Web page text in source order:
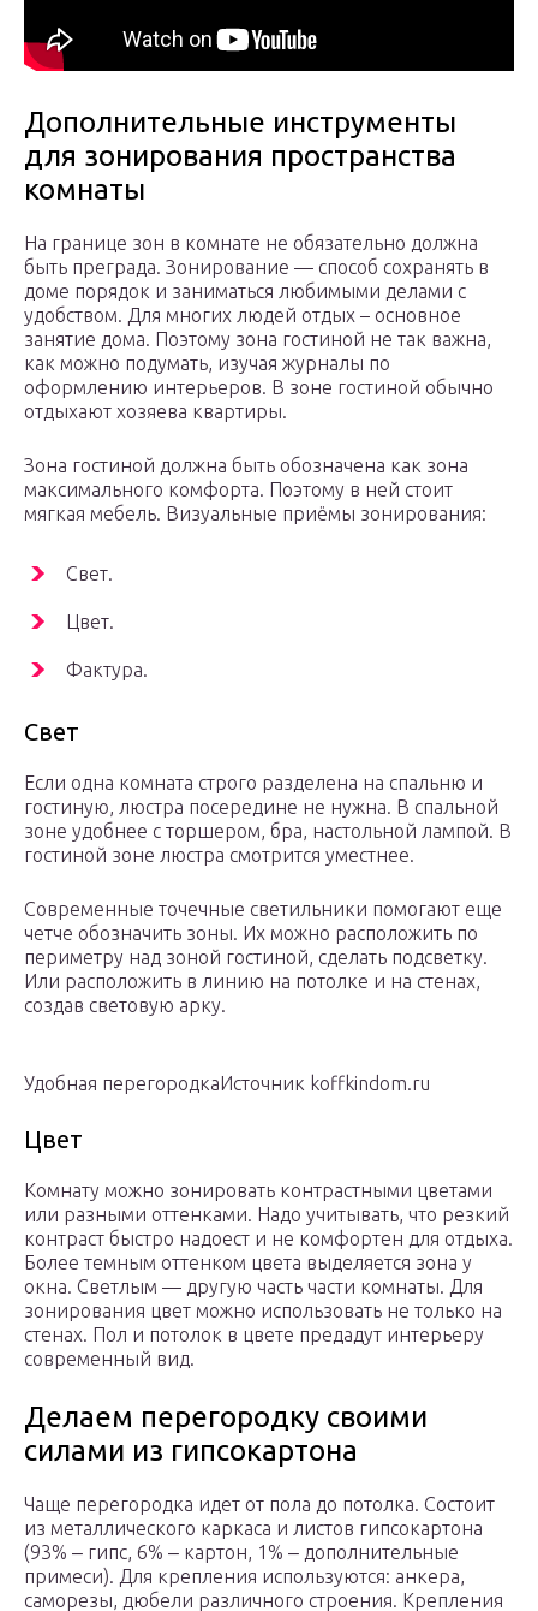
Дополнительные инструменты
для зонирования пространства
комнаты
На границе зон в комнате не обязательно должна
быть преграда. Зонирование — способ сохранять в
доме порядок и заниматься любимыми делами с
удобством. Для многих людей отдых – основное
занятие дома. Поэтому зона гостиной не так важна,
как можно подумать, изучая журналы по
оформлению интерьеров. В зоне гостиной обычно
отдыхают хозяева квартиры.
Зона гостиной должна быть обозначена как зона
максимального комфорта. Поэтому в ней стоит
мягкая мебель. Визуальные приёмы зонирования:
Свет.
Цвет.
Фактура.
Свет
Если одна комната строго разделена на спальню и
гостиную, люстра посередине не нужна. В спальной
зоне удобнее с торшером, бра, настольной лампой. В
гостиной зоне люстра смотрится уместнее.
Современные точечные светильники помогают еще
четче обозначить зоны. Их можно расположить по
периметру над зоной гостиной, сделать подсветку.
Или расположить в линию на потолке и на стенах,
создав световую арку.
Удобная перегородкаИсточник koffkindom.ru
Цвет
Комнату можно зонировать контрастными цветами
или разными оттенками. Надо учитывать, что резкий
контраст быстро надоест и не комфортен для отдыха.
Более темным оттенком цвета выделяется зона у
окна. Светлым — другую часть части комнаты. Для
зонирования цвет можно использовать не только на
стенах. Пол и потолок в цвете предадут интерьеру
современный вид.
Делаем перегородку своими
силами из гипсокартона
Чаще перегородка идет от пола до потолка. Состоит
из металлического каркаса и листов гипсокартона
(93% ‒ гипс, 6% ‒ картон, 1% ‒ дополнительные
примеси). Для крепления используются: анкера,
саморезы, дюбели различного строения. Крепления